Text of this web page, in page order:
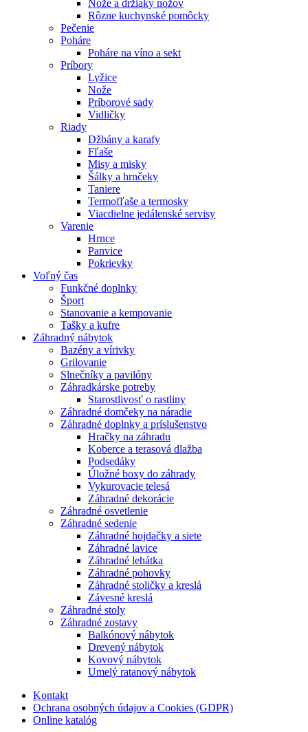
Nože a držiaky nožov
Rôzne kuchynské pomôcky
Pečenie
Poháre
Poháre na víno a sekt
Príbory
Lyžice
Nože
Príborové sady
Vidličky
Riady
Džbány a karafy
Fľaše
Misy a misky
Šálky a hrnčeky
Taniere
Termofľaše a termosky
Viacdielne jedálenské servisy
Varenie
Hrnce
Panvice
Pokrievky
Voľný čas
Funkčné doplnky
Šport
Stanovanie a kempovanie
Tašky a kufre
Záhradný nábytok
Bazény a vírivky
Grilovanie
Slnečníky a pavilóny
Záhradkárske potreby
Starostlivosť o rastliny
Záhradné domčeky na náradie
Záhradné doplnky a príslušenstvo
Hračky na záhradu
Koberce a terasová dlažba
Podsedáky
Úložné boxy do záhrady
Vykurovacie telesá
Záhradné dekorácie
Záhradné osvetlenie
Záhradné sedenie
Záhradné hojdačky a siete
Záhradné lavice
Záhradné lehátka
Záhradné pohovky
Záhradné stoličky a kreslá
Závesné kreslá
Záhradné stoly
Záhradné zostavy
Balkónový nábytok
Drevený nábytok
Kovový nábytok
Umelý ratanový nábytok
Kontakt
Ochrana osobných údajov a Cookies (GDPR)
Online katalóg